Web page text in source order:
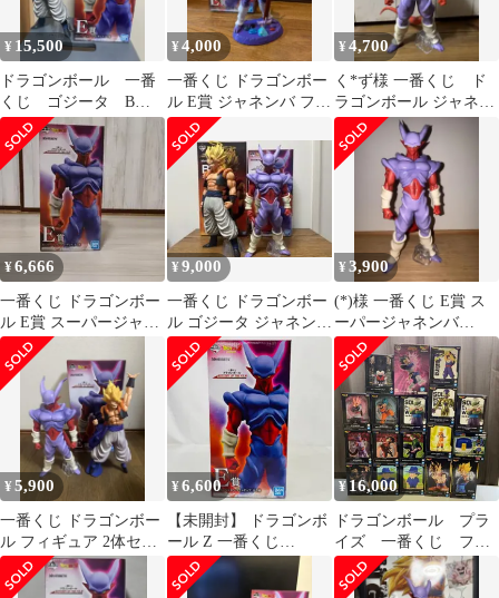
¥ 15,500
ドラゴンボール 一番
くじ ゴジータ B
賞 ジャネンバ E賞
¥4,000
一番くじ ドラゴンボー
ル E賞 ジャネンバ フィ
ギュア リペイント
¥4,700
く*ず様 一番くじ ド
ラゴンボール ジャネン
バ フィギュア
¥6,666
一番くじ ドラゴンボー
ル E賞 スーパージャネ
ンバ フィギュア
¥9,000
一番くじ ドラゴンボー
ル ゴジータ ジャネンバ
フィギュア
¥3,900
(*)様 一番くじ E賞 ス
ーパージャネンバ
HISTORY OF THE FI
¥5,900
一番くじ ドラゴンボー
ル フィギュア 2体セッ
ト
¥6,600
【未開封】 ドラゴンボ
ール Z 一番くじ
HISTORY OF THE
FILM E賞 スーパー ジ
¥ 16,000
ドラゴンボール プラ
イズ 一番くじ フィ
ギュア まとめ 18
点 ベジータ ゴマ